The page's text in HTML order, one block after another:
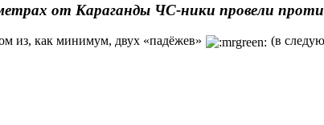
от Караганды ЧС-ники провели
из, как минимум, двух «падёжев» (в